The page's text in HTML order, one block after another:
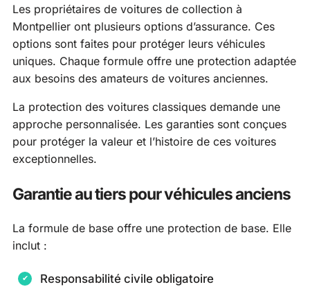
Les propriétaires de voitures de collection à
Montpellier ont plusieurs options d’assurance. Ces
options sont faites pour protéger leurs véhicules
uniques. Chaque formule offre une protection adaptée
aux besoins des amateurs de voitures anciennes.
La protection des voitures classiques demande une
approche personnalisée. Les garanties sont conçues
pour protéger la valeur et l’histoire de ces voitures
exceptionnelles.
Garantie au tiers pour véhicules anciens
La formule de base offre une protection de base. Elle
inclut :
Responsabilité civile obligatoire